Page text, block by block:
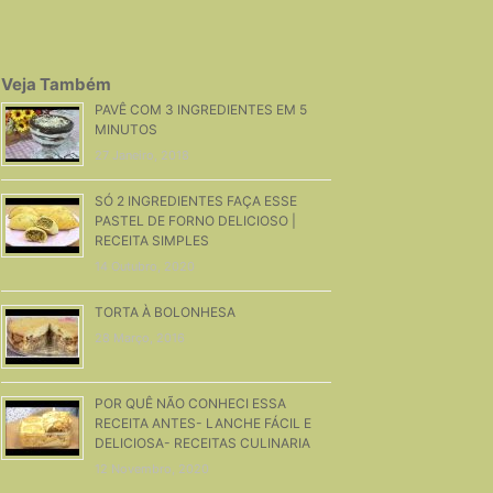
Veja Também
PAVÊ COM 3 INGREDIENTES EM 5
MINUTOS
27 Janeiro, 2018
SÓ 2 INGREDIENTES FAÇA ESSE
PASTEL DE FORNO DELICIOSO |
RECEITA SIMPLES
14 Outubro, 2020
TORTA À BOLONHESA
28 Março, 2016
POR QUÊ NÃO CONHECI ESSA
RECEITA ANTES- LANCHE FÁCIL E
DELICIOSA- RECEITAS CULINARIA
12 Novembro, 2020